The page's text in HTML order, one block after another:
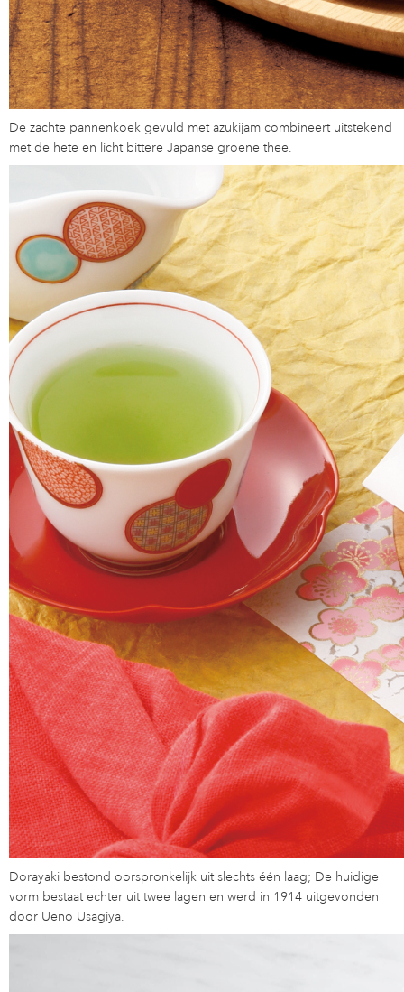
De zachte pannenkoek gevuld met azukijam combineert uitstekend
met de hete en licht bittere Japanse groene thee.
Dorayaki bestond oorspronkelijk uit slechts één laag; De huidige
vorm bestaat echter uit twee lagen en werd in 1914 uitgevonden
door Ueno Usagiya.